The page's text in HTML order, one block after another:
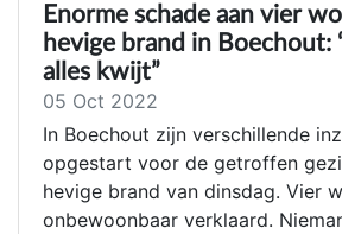
Enorme schade aan vier
hevige brand in Boechout:
alles kwijt”
05 Oct 2022
In Boechout zijn verschillende
opgestart voor de getroffen
hevige brand van dinsdag. Vier
onbewoonbaar verklaard.